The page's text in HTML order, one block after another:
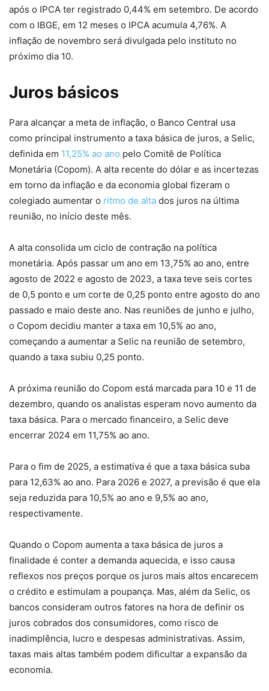
após o IPCA ter registrado 0,44% em setembro. De acordo
com o IBGE, em 12 meses o IPCA acumula 4,76%. A
inflação de novembro será divulgada pelo instituto no
próximo dia 10.
Juros básicos
Para alcançar a meta de inflação, o Banco Central usa
como principal instrumento a taxa básica de juros, a Selic,
definida em 11,25% ao ano pelo Comitê de Política
Monetária (Copom). A alta recente do dólar e as incertezas
em torno da inflação e da economia global fizeram o
colegiado aumentar o ritmo de alta dos juros na última
reunião, no início deste mês.
A alta consolida um ciclo de contração na política
monetária. Após passar um ano em 13,75% ao ano, entre
agosto de 2022 e agosto de 2023, a taxa teve seis cortes
de 0,5 ponto e um corte de 0,25 ponto entre agosto do ano
passado e maio deste ano. Nas reuniões de junho e julho,
o Copom decidiu manter a taxa em 10,5% ao ano,
começando a aumentar a Selic na reunião de setembro,
quando a taxa subiu 0,25 ponto.
A próxima reunião do Copom está marcada para 10 e 11 de
dezembro, quando os analistas esperam novo aumento da
taxa básica. Para o mercado financeiro, a Selic deve
encerrar 2024 em 11,75% ao ano.
Para o fim de 2025, a estimativa é que a taxa básica suba
para 12,63% ao ano. Para 2026 e 2027, a previsão é que ela
seja reduzida para 10,5% ao ano e 9,5% ao ano,
respectivamente.
Quando o Copom aumenta a taxa básica de juros a
finalidade é conter a demanda aquecida, e isso causa
reflexos nos preços porque os juros mais altos encarecem
o crédito e estimulam a poupança. Mas, além da Selic, os
bancos consideram outros fatores na hora de definir os
juros cobrados dos consumidores, como risco de
inadimplência, lucro e despesas administrativas. Assim,
taxas mais altas também podem dificultar a expansão da
economia.